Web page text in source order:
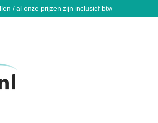
/ al onze prijzen zijn inclusief btw